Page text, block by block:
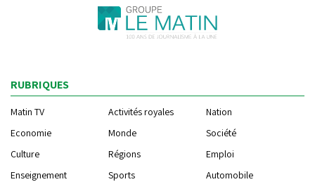
RUBRIQUES
Matin TV Activités royales
Nation
Economie
Monde
Société
Culture
Régions
Emploi
Enseignement
Sports
Automobile